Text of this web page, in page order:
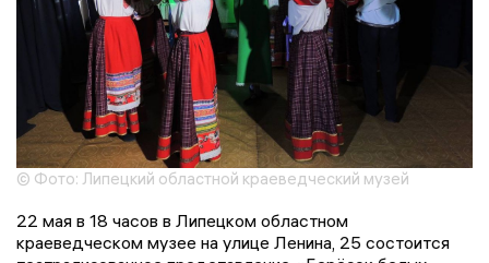
© Фото: Липецкий областной краеведческий музей
22 мая в 18 часов в Липецком областном
краеведческом музее на улице Ленина, 25 состоится